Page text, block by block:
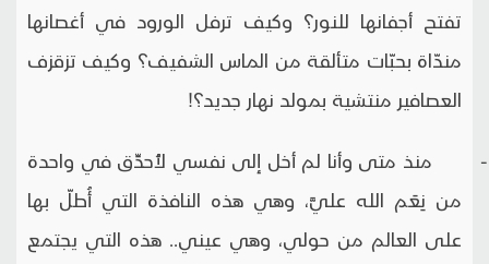
تفتح أجفانها للنور؟ وكيف ترفل الورود في أغصانها
مندّاة بحبّات متألقة من الماس الشفيف؟ وكيف تزقزف
العصافير منتشية بمولد نهار جديد؟!
- منذ متى وأنا لم أخل إلى نفسي لأُحدِّق في واحدة
من نِعَم الله عليَّ، وهي هذه النافذة التي أُطلّ بها
على العالم من حولي، وهي عيني.. هذه التي يجتمع